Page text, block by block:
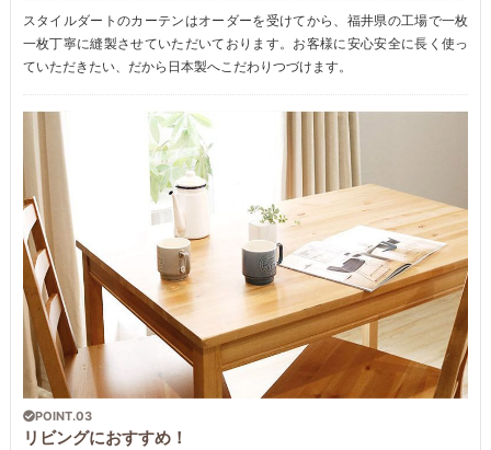
スタイルダートのカーテンはオーダーを受けてから、福井県の工場で一枚
一枚丁寧に縫製させていただいております。お客様に安心安全に長く使っ
ていただきたい、だから日本製へこだわりつづけます。
POINT.03
リビングにおすすめ！